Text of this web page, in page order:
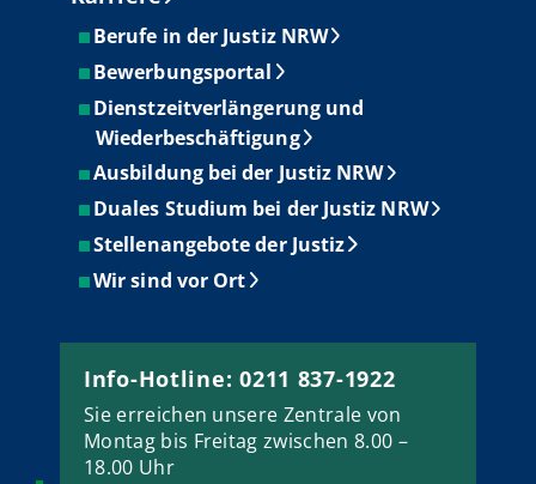
Berufe in der Justiz NRW
Bewerbungsportal
Dienstzeitverlängerung und
Wiederbeschäftigung
Ausbildung bei der Justiz NRW
Duales Studium bei der Justiz NRW
Stellenangebote der Justiz
Wir sind vor Ort
Info-Hotline: 0211 837-1922
Sie erreichen unsere Zentrale von
Montag bis Freitag zwischen 8.00 –
18.00 Uhr